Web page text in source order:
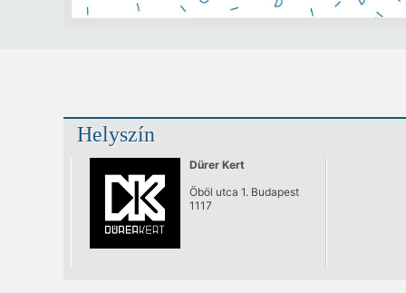
Helyszín
Dürer Kert
Öböl utca 1. Budapest
1117